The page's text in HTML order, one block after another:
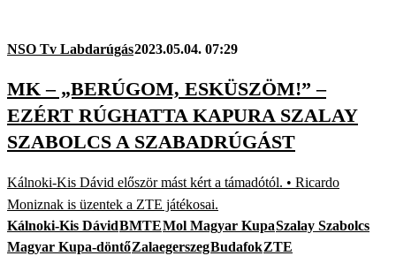
NSO Tv Labdarúgás2023.05.04. 07:29
MK – „BERÚGOM, ESKÜSZÖM!” –
EZÉRT RÚGHATTA KAPURA SZALAY
SZABOLCS A SZABADRÚGÁST
Kálnoki-Kis Dávid először mást kért a támadótól. • Ricardo
Moniznak is üzentek a ZTE játékosai.
Kálnoki-Kis DávidBMTEMol Magyar KupaSzalay Szabolcs
Magyar Kupa-döntőZalaegerszegBudafokZTE